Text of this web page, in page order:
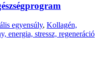
egyensúly, Kollagén,
energia, stressz, regeneráció